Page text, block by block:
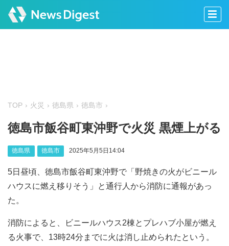
TOP 火災 徳島県 徳島市
徳島市飯谷町東沖野で火災 黒煙上がる
徳島県 徳島市 2025年5月5日14:04
5日昼頃、徳島市飯谷町東沖野で「野焼きの火がビニール
ハウスに燃え移りそう」と通行人から消防に通報があっ
た。
消防によると、ビニールハウス2棟とプレハブ小屋が燃え
る火事で、13時24分までに火は消し止められたという。